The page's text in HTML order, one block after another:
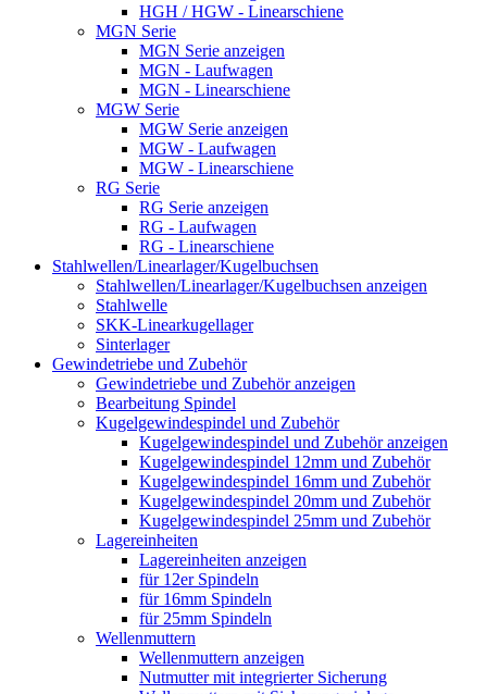
HGH / HGW - Linearschiene
MGN Serie
MGN Serie anzeigen
MGN - Laufwagen
MGN - Linearschiene
MGW Serie
MGW Serie anzeigen
MGW - Laufwagen
MGW - Linearschiene
RG Serie
RG Serie anzeigen
RG - Laufwagen
RG - Linearschiene
Stahlwellen/Linearlager/Kugelbuchsen
Stahlwellen/Linearlager/Kugelbuchsen anzeigen
Stahlwelle
SKK-Linearkugellager
Sinterlager
Gewindetriebe und Zubehör
Gewindetriebe und Zubehör anzeigen
Bearbeitung Spindel
Kugelgewindespindel und Zubehör
Kugelgewindespindel und Zubehör anzeigen
Kugelgewindespindel 12mm und Zubehör
Kugelgewindespindel 16mm und Zubehör
Kugelgewindespindel 20mm und Zubehör
Kugelgewindespindel 25mm und Zubehör
Lagereinheiten
Lagereinheiten anzeigen
für 12er Spindeln
für 16mm Spindeln
für 25mm Spindeln
Wellenmuttern
Wellenmuttern anzeigen
Nutmutter mit integrierter Sicherung